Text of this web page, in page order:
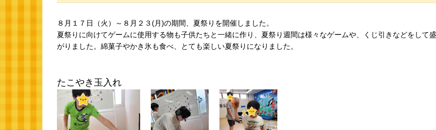
８月１７日（火）～８月２３(月)の期間、夏祭りを開催しました。
夏祭りに向けてゲームに使用する物も子供たちと一緒に作り、夏祭り週間は様々なゲームや、くじ引きなどをして
がりました。綿菓子やかき氷も食べ、とても楽しい夏祭りになりました。
たこやき玉入れ